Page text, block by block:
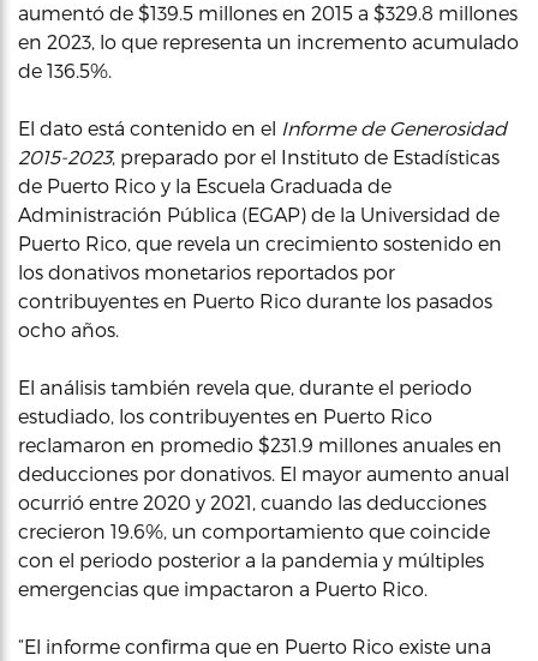
aumentó de $139.5 millones en 2015 a $329.8 millones
en 2023, lo que representa un incremento acumulado
de 136.5%.
El dato está contenido en el Informe de Generosidad
2015-2023, preparado por el Instituto de Estadísticas
de Puerto Rico y la Escuela Graduada de
Administración Pública (EGAP) de la Universidad de
Puerto Rico, que revela un crecimiento sostenido en
los donativos monetarios reportados por
contribuyentes en Puerto Rico durante los pasados
ocho años.
El análisis también revela que, durante el periodo
estudiado, los contribuyentes en Puerto Rico
reclamaron en promedio $231.9 millones anuales en
deducciones por donativos. El mayor aumento anual
ocurrió entre 2020 y 2021, cuando las deducciones
crecieron 19.6%, un comportamiento que coincide
con el periodo posterior a la pandemia y múltiples
emergencias que impactaron a Puerto Rico.
“El informe confirma que en Puerto Rico existe una